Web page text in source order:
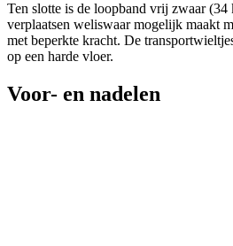
Ten slotte is de loopband vrij zwaar
verplaatsen weliswaar mogelijk maakt
met beperkte kracht. De
op een harde vloer.
Voor- en nadelen